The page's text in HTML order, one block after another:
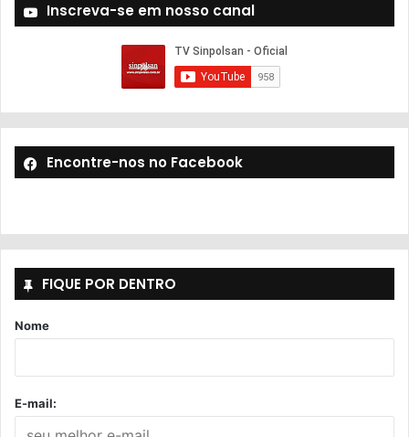
Inscreva-se em nosso canal
Encontre-nos no Facebook
FIQUE POR DENTRO
Nome
E-mail: